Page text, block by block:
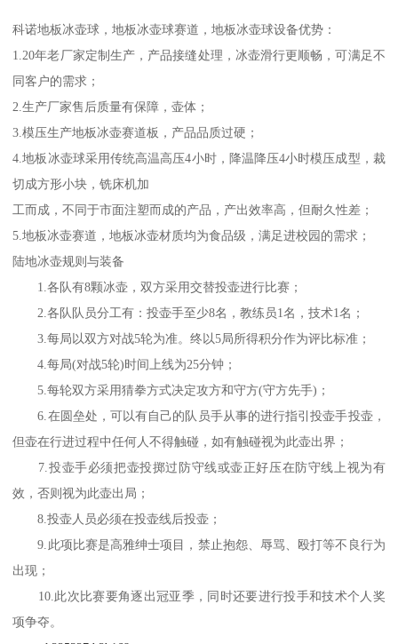
科诺地板冰壶球，地板冰壶球赛道，地板冰壶球设备优势：
1.20年老厂家定制生产，产品接缝处理，冰壶滑行更顺畅，可满足不
同客户的需求；
2.生产厂家售后质量有保障，壶体；
3.模压生产地板冰壶赛道板，产品品质过硬；
4.地板冰壶球采用传统高温高压4小时，降温降压4小时模压成型，裁
切成方形小块，铣床机加
工而成，不同于市面注塑而成的产品，产出效率高，但耐久性差；
5.地板冰壶赛道，地板冰壶材质均为食品级，满足进校园的需求；
陆地冰壶规则与装备
1.各队有8颗冰壶，双方采用交替投壶进行比赛；
2.各队队员分工有：投壶手至少8名，教练员1名，技术1名；
3.每局以双方对战5轮为准。终以5局所得积分作为评比标准；
4.每局(对战5轮)时间上线为25分钟；
5.每轮双方采用猜拳方式决定攻方和守方(守方先手)；
6.在圆垒处，可以有自己的队员手从事的进行指引投壶手投壶，
但壶在行进过程中任何人不得触碰，如有触碰视为此壶出界；
7.投壶手必须把壶投掷过防守线或壶正好压在防守线上视为有
效，否则视为此壶出局；
8.投壶人员必须在投壶线后投壶；
9.此项比赛是高雅绅士项目，禁止抱怨、辱骂、殴打等不良行为
出现；
10.此次比赛要角逐出冠亚季，同时还要进行投手和技术个人奖
项争夺。